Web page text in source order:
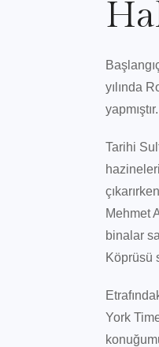
yılında
Tarihi
Mehmet
binalar
Köprüsü
York